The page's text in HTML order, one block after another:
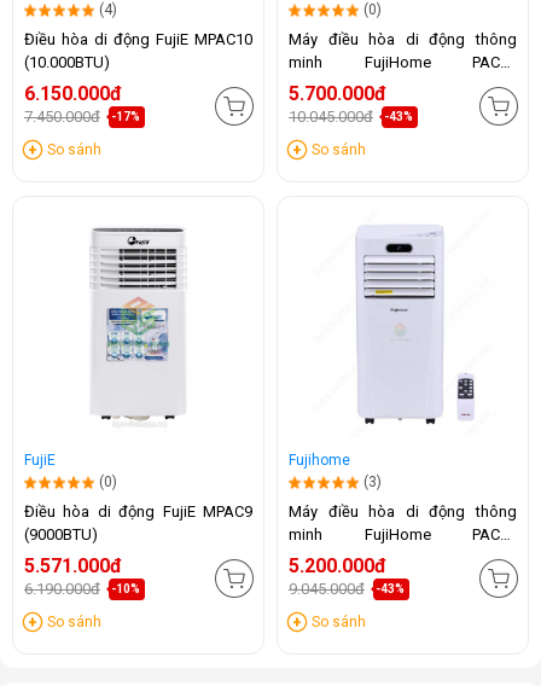
(4)
Điều hòa di động FujiE MPAC10
(10.000BTU)
6.150.000đ
7.450.000đ -17%
So sánh
(0)
Máy điều hòa di động thông
minh FujiHome PAC10
(10.000BTU)
5.700.000đ
10.045.000đ -43%
So sánh
FujiE
(0)
Điều hòa di động FujiE MPAC9
(9000BTU)
5.571.000đ
6.190.000đ -10%
So sánh
Fujihome
(3)
Máy điều hòa di động thông
minh FujiHome PAC09
(9000BTU)
5.200.000đ
9.045.000đ -43%
So sánh